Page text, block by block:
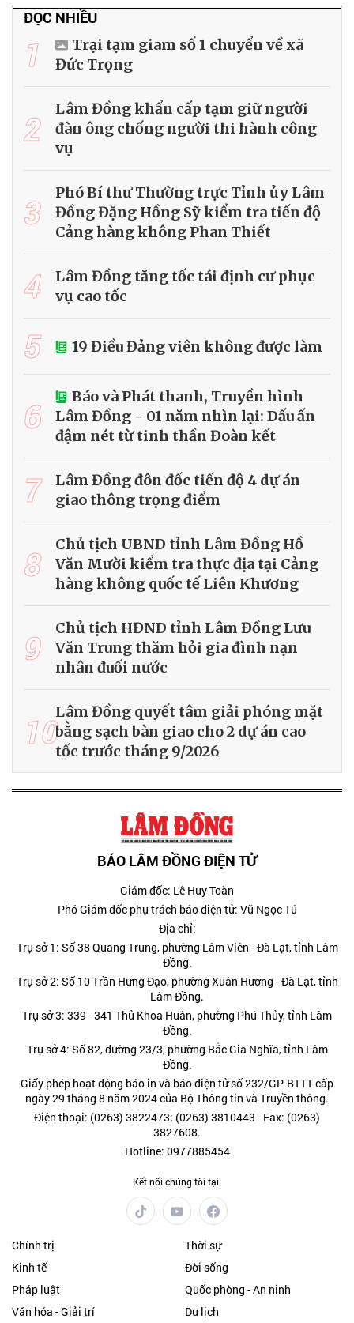
ĐỌC NHIỀU
1
Trại tạm giam số 1 chuyển về xã
Đức Trọng
2
Lâm Đồng khẩn cấp tạm giữ người
đàn ông chống người thi hành công
vụ
3
Phó Bí thư Thường trực Tỉnh ủy Lâm
Đồng Đặng Hồng Sỹ kiểm tra tiến độ
Cảng hàng không Phan Thiết
4
Lâm Đồng tăng tốc tái định cư phục
vụ cao tốc
5 19 Điều Đảng viên không được làm
6
Báo và Phát thanh, Truyền hình
Lâm Đồng - 01 năm nhìn lại: Dấu ấn
đậm nét từ tinh thần Đoàn kết
7
Lâm Đồng đôn đốc tiến độ 4 dự án
giao thông trọng điểm
8
Chủ tịch UBND tỉnh Lâm Đồng Hồ
Văn Mười kiểm tra thực địa tại Cảng
hàng không quốc tế Liên Khương
9
Chủ tịch HĐND tỉnh Lâm Đồng Lưu
Văn Trung thăm hỏi gia đình nạn
nhân đuối nước
10Lâm Đồng quyết tâm giải phóng mặt
bằng sạch bàn giao cho 2 dự án cao
tốc trước tháng 9/2026
BÁO LÂM ĐỒNG ĐIỆN TỬ
Giám đốc: Lê Huy Toàn
Phó Giám đốc phụ trách báo điện tử: Vũ Ngọc Tú
Địa chỉ:
Trụ sở 1: Số 38 Quang Trung, phường Lâm Viên - Đà Lạt, tỉnh Lâm
Đồng.
Trụ sở 2: Số 10 Trần Hưng Đạo, phường Xuân Hương - Đà Lạt, tỉnh
Lâm Đồng.
Trụ sở 3: 339 - 341 Thủ Khoa Huân, phường Phú Thủy, tỉnh Lâm
Đồng.
Trụ sở 4: Số 82, đường 23/3, phường Bắc Gia Nghĩa, tỉnh Lâm
Đồng.
Giấy phép hoạt động báo in và báo điện tử số 232/GP-BTTT cấp
ngày 29 tháng 8 năm 2024 của Bộ Thông tin và Truyền thông.
Điện thoại: (0263) 3822473; (0263) 3810443 - Fax: (0263)
3827608.
Hotline: 0977885454
Kết nối chúng tôi tại:
Chính trị
Thời sự
Kinh tế
Đời sống
Pháp luật
Quốc phòng - An ninh
Văn hóa - Giải trí
Du lịch